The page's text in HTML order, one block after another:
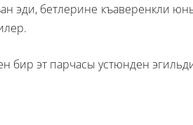
эди, бетлерине къаверенкли
бир эт парчасы устюнден